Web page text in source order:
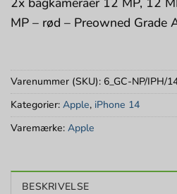
MP – rød – Preowned Grade
Varenummer (SKU): 6_GC-NP/IPH/
Kategorier: Apple, iPhone 14
Varemærke: Apple
BESKRIVELSE